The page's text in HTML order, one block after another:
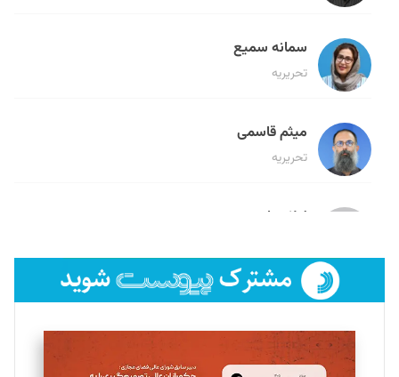
سمانه سمیع
تحریریه
میثم قاسمی
تحریریه
لیلا حنارود
فائزه فتحی رستمی
تحریریه